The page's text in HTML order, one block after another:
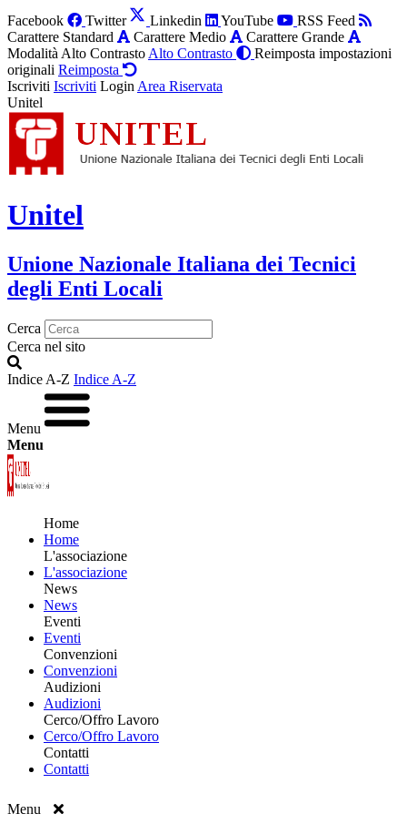
Facebook Twitter Linkedin YouTube
RSS Feed
Carattere Standard
Carattere Medio
Carattere Grande
Modalità Alto Contrasto Alto Contrasto
Reimposta impostazioni
originali Reimposta
Iscriviti Iscriviti Login Area Riservata
Unitel
Unitel
Unione Nazionale Italiana dei Tecnici
degli Enti Locali
Cerca
Cerca nel sito
Indice A-Z Indice A-Z
Menu
Menu
Home
Home
L'associazione
L'associazione
News
News
Eventi
Eventi
Convenzioni
Convenzioni
Audizioni
Audizioni
Cerco/Offro Lavoro
Cerco/Offro Lavoro
Contatti
Contatti
Menu